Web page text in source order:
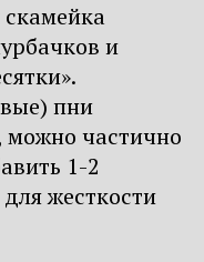
и
пни
можно частично
1-2
жесткости